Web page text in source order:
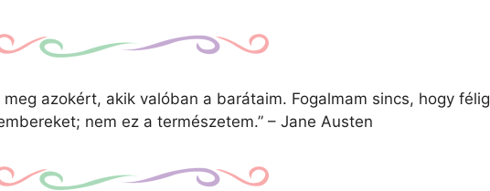
azokért, akik valóban a barátaim. Fogalmam sincs, hogy félig
nem ez a természetem.” – Jane Austen